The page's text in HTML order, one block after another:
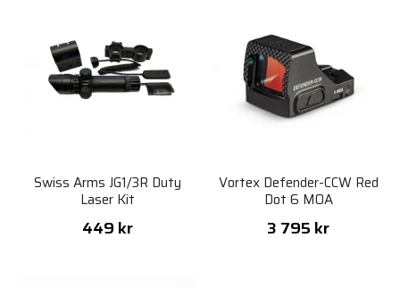
Swiss Arms JG1/3R Duty
Laser Kit
449 kr
Vortex Defender-CCW Red
Dot 6 MOA
3 795 kr